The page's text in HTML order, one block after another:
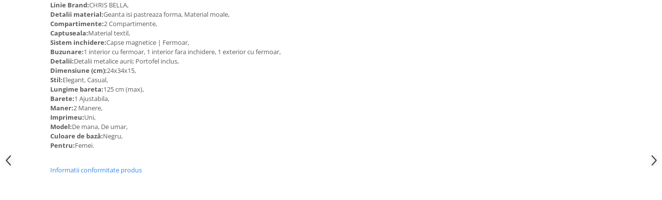
Linie Brand:CHRIS BELLA,
Detalii material:Geanta isi pastreaza forma, Material moale,
Compartimente:2 Compartimente,
Captuseala:Material textil,
Sistem inchidere:Capse magnetice | Fermoar,
Buzunare:1 interior cu fermoar, 1 interior fara inchidere, 1 exterior cu fermoar,
Detalii:Detalii metalice aurii; Portofel inclus,
Dimensiune (cm):24x34x15,
Stil:Elegant, Casual,
Lungime bareta:125 cm (max),
Barete:1 Ajustabila,
Maner:2 Manere,
Imprimeu:Uni,
Model:De mana, De umar,
Culoare de bază:Negru,
Pentru:Femei.
Informatii conformitate produs